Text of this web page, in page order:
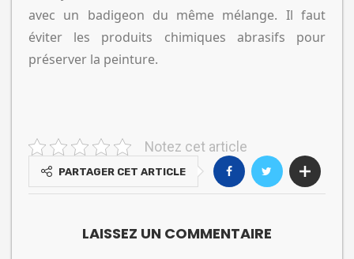
avec un badigeon du même mélange. Il faut
éviter les produits chimiques abrasifs pour
préserver la peinture.
Notez cet article
PARTAGER CET ARTICLE
LAISSEZ UN COMMENTAIRE